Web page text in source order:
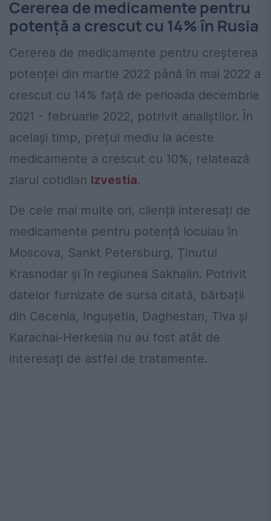
Cererea de medicamente pentru
potență a crescut cu 14% în Rusia
Cererea de medicamente pentru creșterea
potenței din martie 2022 până în mai 2022 a
crescut cu 14% față de perioada decembrie
2021 - februarie 2022, potrivit analiștilor. În
același timp, prețul mediu la aceste
medicamente a crescut cu 10%, relatează
ziarul cotidian Izvestia.
De cele mai multe ori, clienții interesați de
medicamente pentru potență locuiau în
Moscova, Sankt Petersburg, Ținutul
Krasnodar și în regiunea Sakhalin. Potrivit
datelor furnizate de sursa citată, bărbații
din Cecenia, Ingușetia, Daghestan, Tiva și
Karachai-Herkesia nu au fost atât de
interesați de astfel de tratamente.